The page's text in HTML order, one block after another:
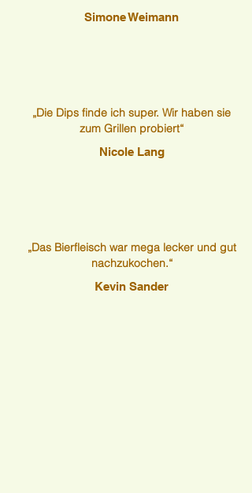
Simone Weimann
„Die Dips finde ich super. Wir haben sie
zum Grillen probiert“
Nicole Lang
„Das Bierfleisch war mega lecker und gut
nachzukochen.“
Kevin Sander